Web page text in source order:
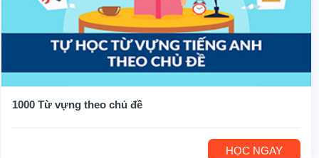
1000 Từ vựng theo chủ đề
HỌC NGAY